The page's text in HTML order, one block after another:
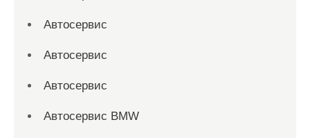
Автосервис
Автосервис
Автосервис
Автосервис BMW